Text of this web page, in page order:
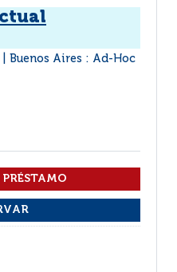
Buenos Aires : Ad-Hoc